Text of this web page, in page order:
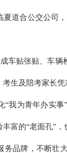
道合公交公司
车贴张贴、车
生及陪考家长凭
“我为青年办实
富的“老面孔”，
务品牌，不断壮